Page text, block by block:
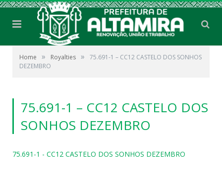
Home » Royalties »
75.691-1 – CC12 CASTELO DOS SONHOS
DEZEMBRO
75.691-1 – CC12 CASTELO DOS
SONHOS DEZEMBRO
75.691-1 - CC12 CASTELO DOS SONHOS DEZEMBRO